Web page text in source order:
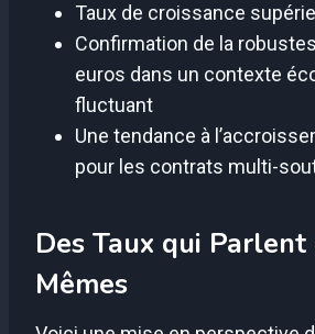
Taux de croissance
Confirmation de la
euros dans un contexte
fluctuant
Une tendance à
pour les contrats multi-
Des Taux qui Parlent
Mêmes